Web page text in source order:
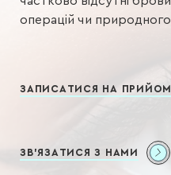
операцій чи природного
ЗАПИСАТИСЯ НА ПРИЙОМ
ЗВ'ЯЗАТИСЯ З НАМИ